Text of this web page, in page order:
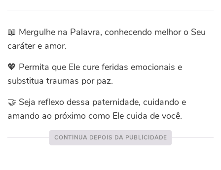
📖 Mergulhe na Palavra, conhecendo melhor o Seu
caráter e amor.
💖 Permita que Ele cure feridas emocionais e
substitua traumas por paz.
🤝 Seja reflexo dessa paternidade, cuidando e
amando ao próximo como Ele cuida de você.